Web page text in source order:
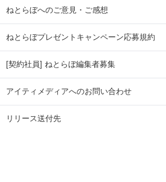
ねとらぼへのご意見・ご感想
ねとらぼプレゼントキャンペーン応募規約
[契約社員] ねとらぼ編集者募集
アイティメディアへのお問い合わせ
リリース送付先